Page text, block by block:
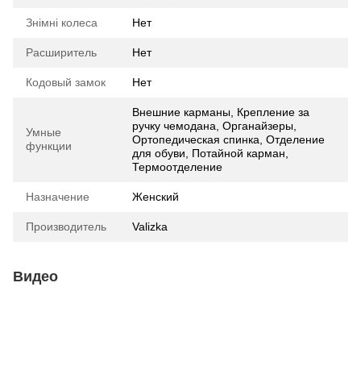
Знімні колеса Нет
Расширитель Нет
Кодовый замок Нет
Умные
функции
Внешние карманы, Крепление за
ручку чемодана, Органайзеры,
Ортопедическая спинка, Отделение
для обуви, Потайной карман,
Термоотделение
Назначение Женский
Производитель Valizka
Видео